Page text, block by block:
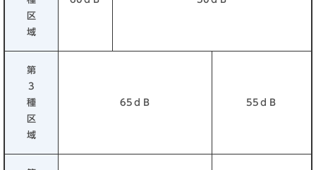
区
域
第
3
種
区
域
65ｄＢ 55ｄＢ